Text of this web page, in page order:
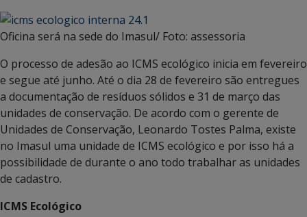
Oficina será na sede do Imasul/ Foto: assessoria
O processo de adesão ao ICMS ecológico inicia em fevereiro
e segue até junho. Até o dia 28 de fevereiro são entregues
a documentação de resíduos sólidos e 31 de março das
unidades de conservação. De acordo com o gerente de
Unidades de Conservação, Leonardo Tostes Palma, existe
no Imasul uma unidade de ICMS ecológico e por isso há a
possibilidade de durante o ano todo trabalhar as unidades
de cadastro.
ICMS Ecológico